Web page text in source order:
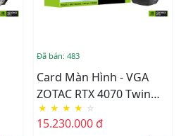
Đã bán: 483
Card Màn Hình - VGA
ZOTAC RTX 4070 Twin
Edge OC 12GB GDDR6X
(ZT-D40700E-10M)
★ ★ ★ ★ ☆
15.230.000 đ